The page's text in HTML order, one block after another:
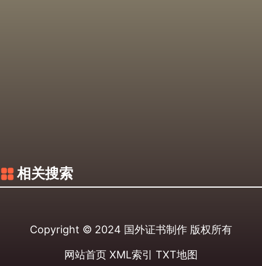
相关搜索
Copyright © 2024 国外证书制作 版权所有
网站首页 XML索引 TXT地图